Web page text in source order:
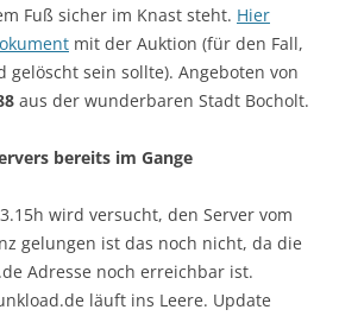
Fuß sicher im Knast steht. Hier
mit der Auktion (für den Fall,
gelöscht sein sollte). Angeboten von
aus der wunderbaren Stadt Bocholt.
bereits im Gange
wird versucht, den Server vom
gelungen ist das noch nicht, da die
Adresse noch erreichbar ist.
läuft ins Leere. Update